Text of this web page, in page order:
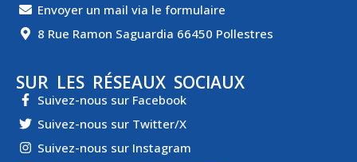
Envoyer un mail via le formulaire
8 Rue Ramon Saguardia 66450 Pollestres
SUR LES RÉSEAUX SOCIAUX
Suivez-nous sur Facebook
Suivez-nous sur Twitter/X
Suivez-nous sur Instagram